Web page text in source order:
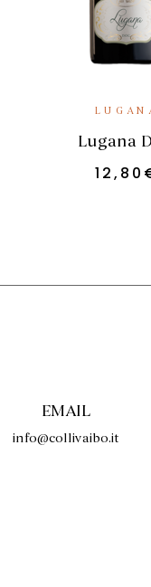
AGGIUNGI AL
Lugana
12,80
EMAIL
info@collivaibo.it